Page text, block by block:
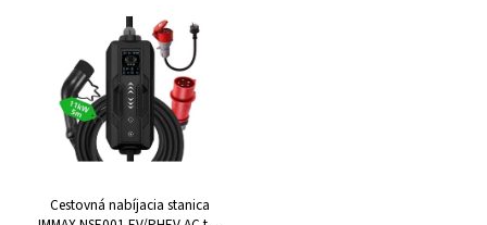
Cestovná nabíjacia stanica